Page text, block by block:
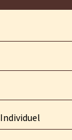
Individuel